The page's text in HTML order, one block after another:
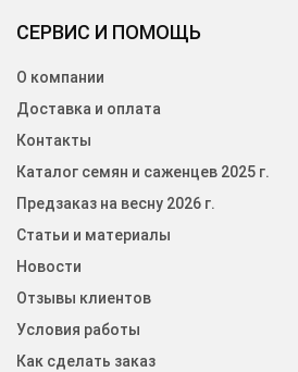
СЕРВИС И ПОМОЩЬ
О компании
Доставка и оплата
Контакты
Каталог семян и саженцев 2025 г.
Предзаказ на весну 2026 г.
Статьи и материалы
Новости
Отзывы клиентов
Условия работы
Как сделать заказ